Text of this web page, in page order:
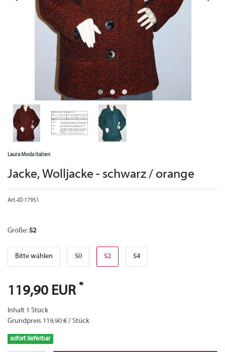
Laura Moda Italien
Jacke, Wolljacke - schwarz / orange
Art.-ID 17951
Größe: 52
Bitte wählen 50 52 54
119,90 EUR *
Inhalt 1 Stück
Grundpreis 119,90 € / Stück
sofort lieferbar